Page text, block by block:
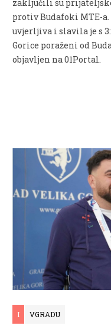
zaključili su
protiv Budafoki MTE-
uvjerljiva i slavila je s
Gorice poraženi od
objavljen na 01Portal.
I VGRADU